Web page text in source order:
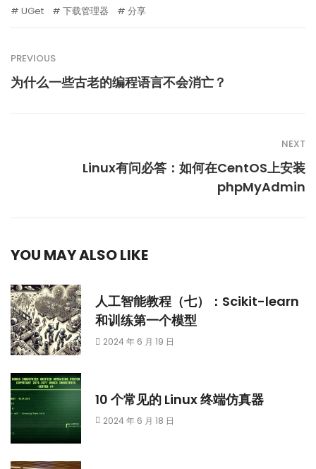
UGet
下载管理器 分享
PREVIOUS
为什么一些古老的编程语言不会消亡？
NEXT
Linux有问必答：如何在CentOS上安装
phpMyAdmin
YOU MAY ALSO LIKE
人工智能教程（七）：Scikit-learn
和训练第一个模型
2024 年 6 月 19 日
10 个常见的 Linux 终端仿真器
2024 年 6 月 18 日